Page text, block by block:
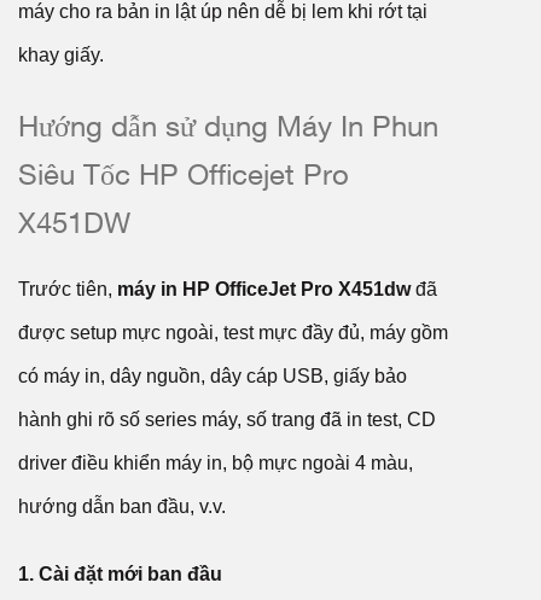
máy cho ra bản in lật úp nên dễ bị lem khi rớt tại
khay giấy.
Hướng dẫn sử dụng Máy In Phun
Siêu Tốc HP Officejet Pro
X451DW
Trước tiên, máy in HP OfficeJet Pro X451dwđã
được setup mực ngoài, test mực đầy đủ, máy gồm
có máy in, dây nguồn, dây cáp USB, giấy bảo
hành ghi rõ số series máy, số trang đã in test, CD
driver điều khiển máy in, bộ mực ngoài 4 màu,
hướng dẫn ban đầu, v.v.
1. Cài đặt mới ban đầu